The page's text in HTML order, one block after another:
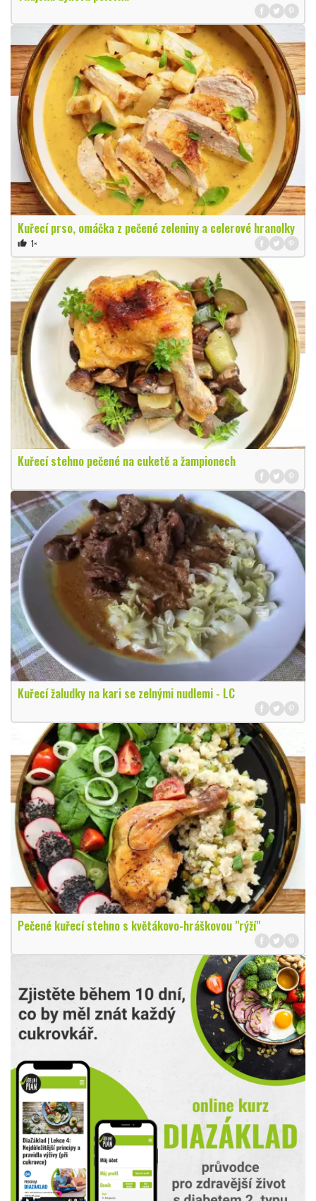
Kuřecí prso, omáčka z pečené zeleniny a celerové hranolky
thumb_up 1×
Kuřecí stehno pečené na cuketě a žampionech
Kuřecí žaludky na kari se zelnými nudlemi - LC
Pečené kuřecí stehno s květákovo-hráškovou "rýží"